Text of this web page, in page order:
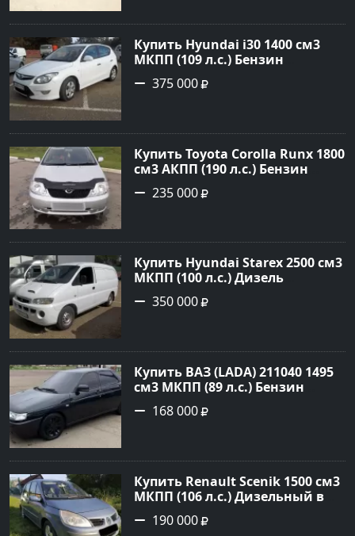
Авторынок23
Купить Hyundai i30 1400 см3
МКПП (109 л.с.) Бензин
инжектор в Кропоткин: цвет
белый Хетчбэк 2011 года по
Авторынок23
375 000
Купить Toyota Corolla Runx 1800
см3 АКПП (190 л.с.) Бензин
инжектор в Тихорецк: цвет
Серый Хетчбэк 2002 года по
Авторынок23
235 000
Купить Hyundai Starex 2500 см3
МКПП (100 л.с.) Дизель
турбонаддув в Краснодар:
цвет белый Фургон 2014 года
Авторынок23
350 000
Купить ВАЗ (LADA) 211040 1495
см3 МКПП (89 л.с.) Бензин
инжектор в Краснодвр: цвет
Черный Седан 2007 года по
Авторынок23
168 000
Купить Renault Scenik 1500 см3
МКПП (106 л.с.) Дизельный в
Белореченск: цвет Голубой
Универсал 2007 года по цене
190 000